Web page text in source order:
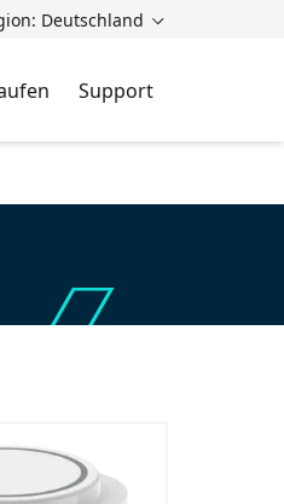
Deutschland
Support